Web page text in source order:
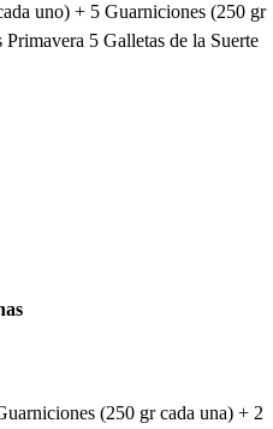
uno) + 5 Guarniciones (250 gr
5 Galletas de la Suerte
(250 gr cada una) + 2